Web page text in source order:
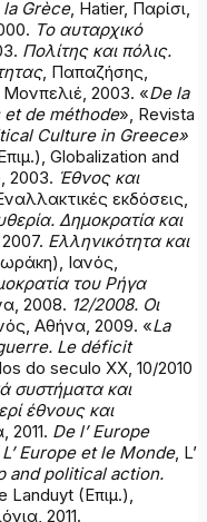
Grèce, Hatier, Παρίσι,
Το αυταρχικό
Πολίτης και πόλις.
, Παπαζήσης,
Μονπελιέ, 2003. «De la
de méthode», Revista
Culture in Greece»
Globalization and
2003. Έθνος και
εκδόσεις,
Δημοκρατία και
Ελληνικότητα και
Ιανός,
του Ρήγα
2008. 12/2008. Οι
Αθήνα, 2009. «La
Le déficit
do seculo XX, 10/2010
συστήματα και
έθνους και
2011. De l’Europe
L’ Europe et le Monde, L’
and political action.
Landuyt (Eπιμ.),
2011.